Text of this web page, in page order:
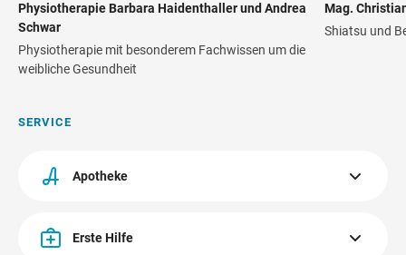
Physiotherapie Barbara Haidenthaller und Andrea
Schwar
Physiotherapie mit besonderem Fachwissen um die
weibliche Gesundheit
Mag.
Shiatsu und
SERVICE
Apotheke
Mehr erfahren
Erste Hilfe